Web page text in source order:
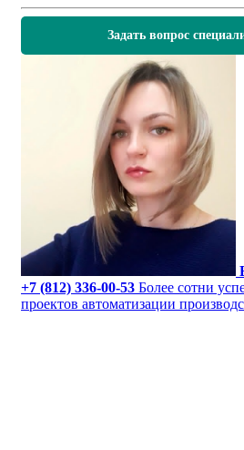
Задать вопрос
+7 (812) 336-00-53 Более сотни
проектов автоматизации